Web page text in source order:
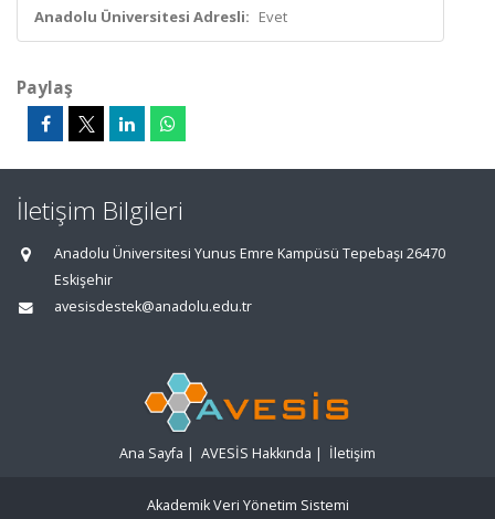
Anadolu Üniversitesi Adresli: Evet
Paylaş
İletişim Bilgileri
Anadolu Üniversitesi Yunus Emre Kampüsü Tepebaşı 26470
Eskişehir
avesisdestek@anadolu.edu.tr
Ana Sayfa | AVESİS Hakkında | İletişim
Akademik Veri Yönetim Sistemi